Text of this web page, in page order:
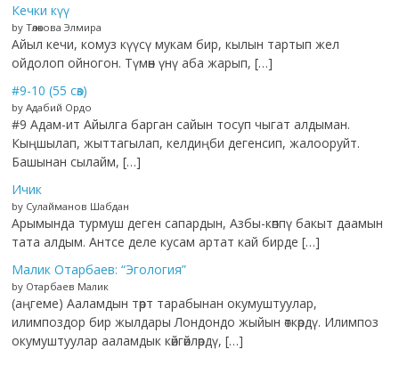
Кечки күү
by Төлөкова Элмира
Айыл кечи, комуз күүсү мукам бир, кылын тартып жел
ойдолоп ойногон. Түмөн үнү аба жарып, […]
#9-10 (55 сөз)
by Адабий Ордо
#9 Адам-ит Айылга барган сайын тосуп чыгат алдыман.
Кыңшылап, жыттагылап, келдиңби дегенсип, жалооруйт.
Башынан сылайм, […]
Ичик
by Сулайманов Шабдан
Арымында турмуш деген сапардын, Азбы-көппү бакыт даамын
тата алдым. Антсе деле кусам артат кай бирде […]
Малик Отарбаев: “Эгология”
by Отарбаев Малик
(аңгеме) Ааламдын төрт тарабынан окумуштуулар,
илимпоздор бир жылдары Лондондо жыйын өткөрдү. Илимпоз
окумуштуулар ааламдык көйгөйлөрдү, […]